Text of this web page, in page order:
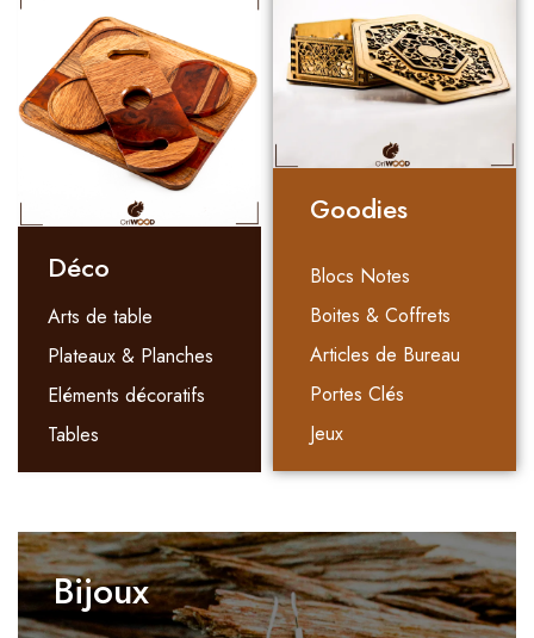
Déco
Arts de table
Plateaux & Planches
Eléments décoratifs
Tables
Goodies
Blocs Notes
Boites & Coffrets
Articles de Bureau
Portes Clés
Jeux
Bijoux